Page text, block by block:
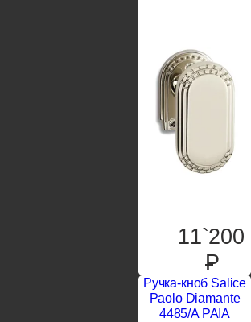
11`200
P
Ручка-кноб Salice
Paolo Diamante
4485/A PAIA